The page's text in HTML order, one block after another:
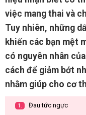
việc mang thai và
Tuy nhiên, những
khiến các bạn mệt
có nguyên nhân
cách để giảm bớt
nhằm giúp cho cơ
1. Đau tức ngực